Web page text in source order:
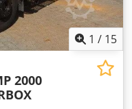
1 / 15
2000